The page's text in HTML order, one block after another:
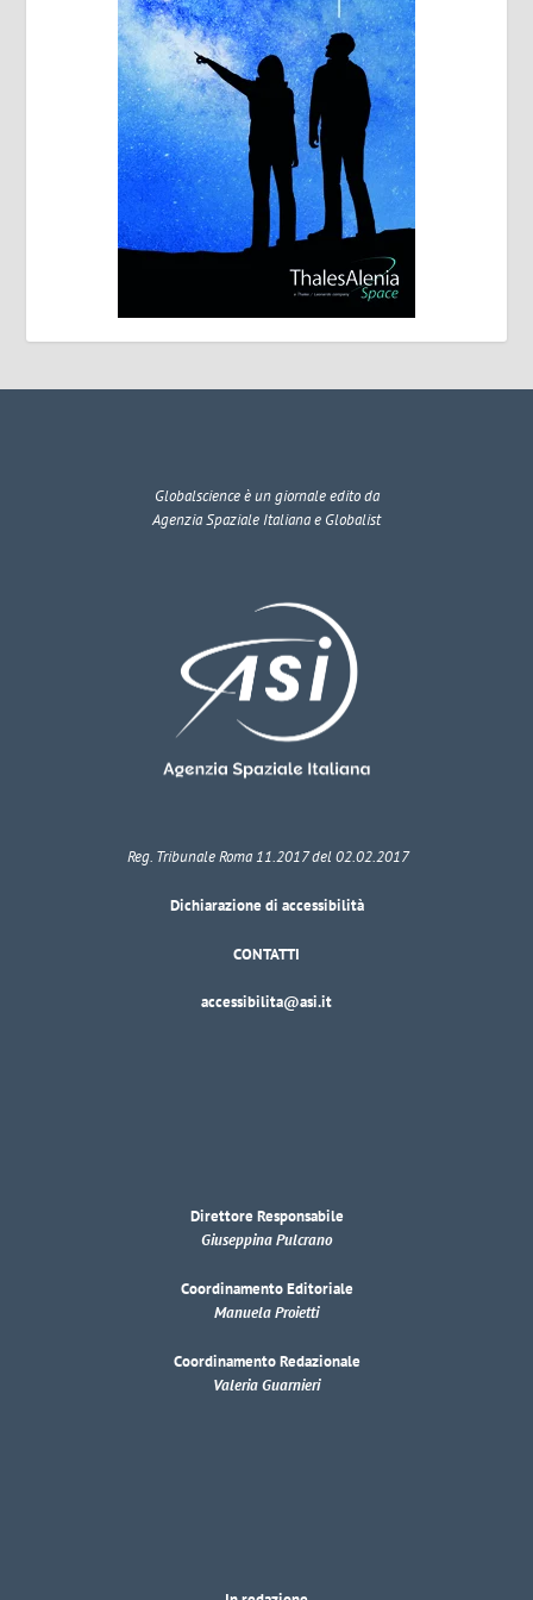
Globalscienceè un giornale edito da
Agenzia Spaziale Italiana e Globalist
Reg. Tribunale Roma 11.2017 del 02.02.2017
Dichiarazione di accessibilità
CONTATTI
accessibilita@asi.it
Direttore Responsabile
Giuseppina Pulcrano
Coordinamento Editoriale
Manuela Proietti
Coordinamento Redazionale
Valeria Guarnieri